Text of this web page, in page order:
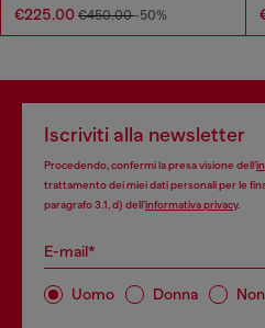
€225.00 €450.00-50%
Iscriviti alla newsletter
Procedendo, confermi la presa visione dell’
trattamento dei miei dati personali per le
paragrafo 3.1, d) dell’informativa privacy.
E-mail*
Uomo Donna